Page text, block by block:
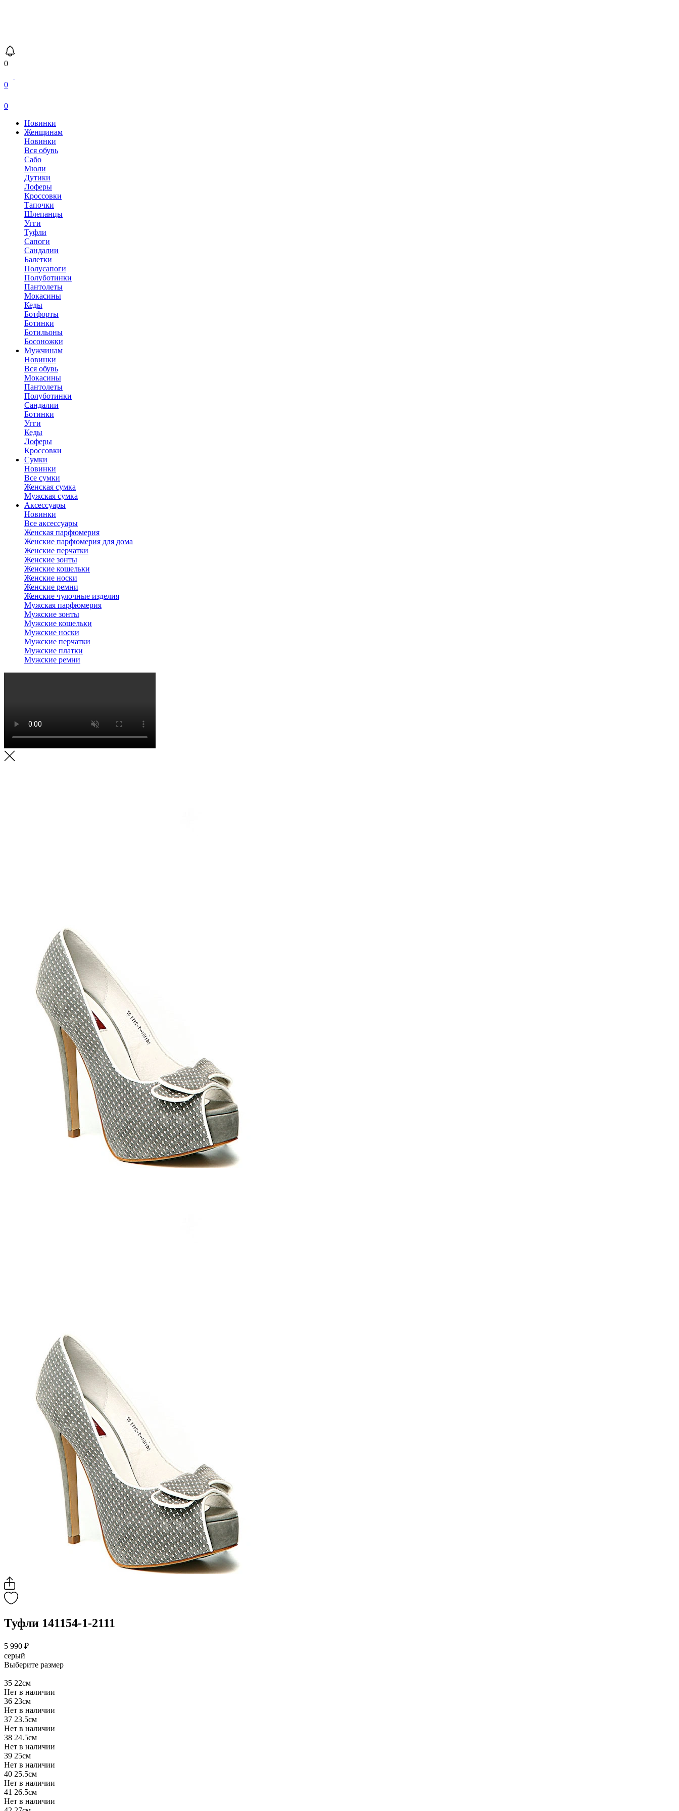
0
0
0
Новинки
Женщинам
Новинки
Вся обувь
Сабо
Мюли
Дутики
Лоферы
Кроссовки
Тапочки
Шлепанцы
Угги
Туфли
Сапоги
Сандалии
Балетки
Полусапоги
Полуботинки
Пантолеты
Мокасины
Кеды
Ботфорты
Ботинки
Ботильоны
Босоножки
Мужчинам
Новинки
Вся обувь
Мокасины
Пантолеты
Полуботинки
Сандалии
Ботинки
Угги
Кеды
Лоферы
Кроссовки
Сумки
Новинки
Все сумки
Женская сумка
Мужская сумка
Аксессуары
Новинки
Все аксессуары
Женская парфюмерия
Женские парфюмерия для дома
Женские перчатки
Женские зонты
Женские кошельки
Женские носки
Женские ремни
Женские чулочные изделия
Мужская парфюмерия
Мужские зонты
Мужские кошельки
Мужские носки
Мужские перчатки
Мужские платки
Мужские ремни
Туфли 141154-1-2111
5 990 ₽
серый
Выберите размер
35 22см
Нет в наличии
36 23см
Нет в наличии
37 23.5см
Нет в наличии
38 24.5см
Нет в наличии
39 25см
Нет в наличии
40 25.5см
Нет в наличии
41 26.5см
Нет в наличии